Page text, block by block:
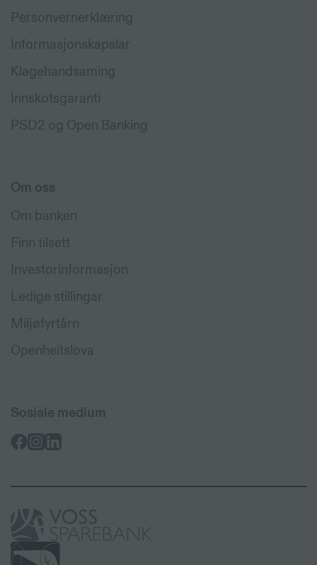
Personvernerklæring
Informasjonskapslar
Klagehandsaming
Innskotsgaranti
PSD2 og Open Banking
Om oss
Om banken
Finn tilsett
Investorinformasjon
Ledige stillingar
Miljøfyrtårn
Openheitslova
Sosiale medium
Sparebank